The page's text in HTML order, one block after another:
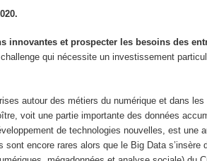
innovantes et prospecter les besoins des
qui nécessite un investissement
autour des métiers du numérique et dans les
voit une partie importante des données
de technologies nouvelles, est une
encore rares alors que le Big Data s’insère